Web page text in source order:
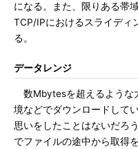
になる。また、限りある帯
TCP/IPにおけるスライディ
る。
データレンジ
数Mbytesを超えるような
境などでダウンロードして
思いをしたことはないだろ
でファイルの途中から取得